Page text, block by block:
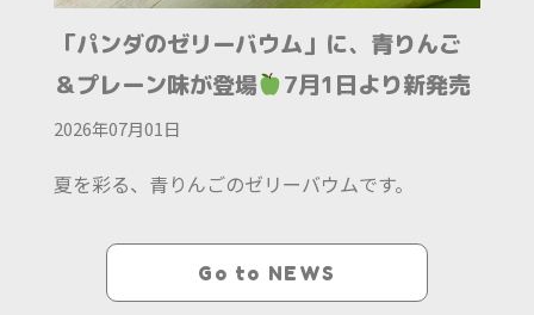
「パンダのゼリーバウム」に、青りんご
＆プレーン味が登場
7月1日より新発売
2026年07月01日
夏を彩る、青りんごのゼリーバウムです。
Go to NEWS